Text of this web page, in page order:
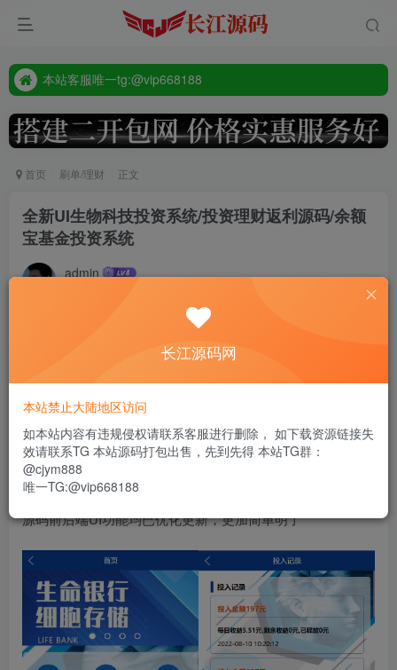
本站客服唯一tg:@vip668188
本站客服唯一tg:@vip668188
首页 刷单/理财 正文
全新UI生物科技投资系统/投资理财返利源码/余额
宝基金投资系统
admin
此内容为付费资源，请付费后查看
usdt300 限时特惠
源码前后端UI功能均已优化更新，更加简单明了
长江源码网
本站禁止大陆地区访问
如本站内容有违规侵权请联系客服进行删除， 如下载资源链接失
效请联系TG 本站源码打包出售，先到先得 本站TG群：
@cjym888
唯一TG:@vip668188